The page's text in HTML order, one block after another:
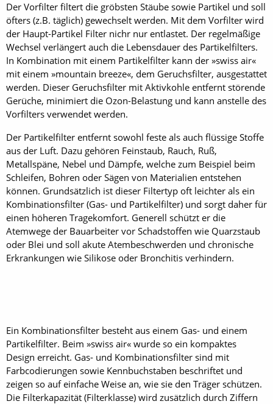
Der Vorfilter filtert die gröbsten Stäube sowie Partikel und soll
öfters (z.B. täglich) gewechselt werden. Mit dem Vorfilter wird
der Haupt-Partikel Filter nichr nur entlastet. Der regelmäßige
Wechsel verlängert auch die Lebensdauer des Partikelfilters.
In Kombination mit einem Partikelfilter kann der »swiss air«
mit einem »mountain breeze«, dem Geruchsfilter, ausgestattet
werden. Dieser Geruchsfilter mit Aktivkohle entfernt störende
Gerüche, minimiert die Ozon-Belastung und kann anstelle des
Vorfilters verwendet werden.
Der Partikelfilter entfernt sowohl feste als auch flüssige Stoffe
aus der Luft. Dazu gehören Feinstaub, Rauch, Ruß,
Metallspäne, Nebel und Dämpfe, welche zum Beispiel beim
Schleifen, Bohren oder Sägen von Materialien entstehen
können. Grundsätzlich ist dieser Filtertyp oft leichter als ein
Kombinationsfilter (Gas- und Partikelfilter) und sorgt daher für
einen höheren Tragekomfort. Generell schützt er die
Atemwege der Bauarbeiter vor Schadstoffen wie Quarzstaub
oder Blei und soll akute Atembeschwerden und chronische
Erkrankungen wie Silikose oder Bronchitis verhindern.
Ein Kombinationsfilter besteht aus einem Gas- und einem
Partikelfilter. Beim »swiss air« wurde so ein kompaktes
Design erreicht. Gas- und Kombinationsfilter sind mit
Farbcodierungen sowie Kennbuchstaben beschriftet und
zeigen so auf einfache Weise an, wie sie den Träger schützen.
Die Filterkapazität (Filterklasse) wird zusätzlich durch Ziffern